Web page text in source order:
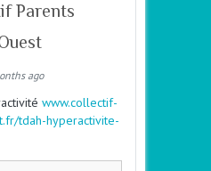
Parents
ago
www.collectif-
tdah-hyperactivite-